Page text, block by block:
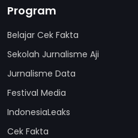
Program
Belajar Cek Fakta
Sekolah Jurnalisme Aji
Jurnalisme Data
Festival Media
IndonesiaLeaks
Cek Fakta